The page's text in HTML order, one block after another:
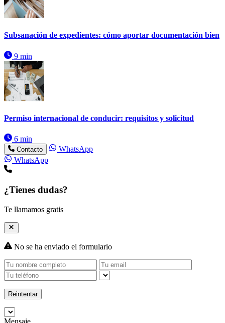
Subsanación de expedientes: cómo aportar documentación bien
9 min
Permiso internacional de conducir: requisitos y solicitud
6 min
Contacto
WhatsApp
WhatsApp
¿Tienes dudas?
Te llamamos gratis
No se ha enviado el formulario
Reintentar